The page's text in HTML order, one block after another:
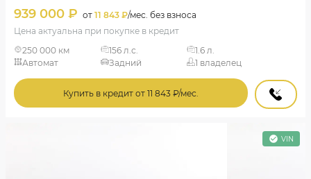
939 000 ₽ от 11 843 ₽/мес. без взноса
Цена актуальна при покупке в кредит
250 000 км
156 л.с.
1.6 л.
Автомат
Задний 1 владелец
Купить в кредит от 11 843 ₽/мес.
VIN